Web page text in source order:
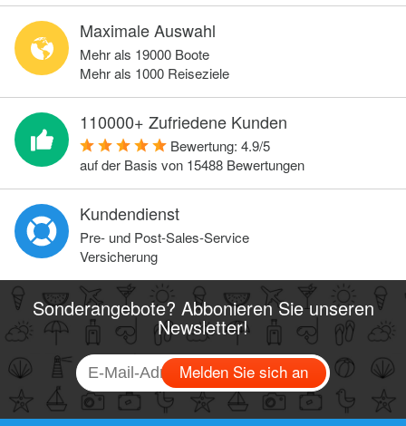
Maximale Auswahl
Mehr als 19000 Boote
Mehr als 1000 Reiseziele
110000+ Zufriedene Kunden
Bewertung: 4.9/5
auf der Basis von 15488 Bewertungen
Kundendienst
Pre- und Post-Sales-Service
Versicherung
Sonderangebote? Abbonieren Sie unseren
Newsletter!
Melden Sie sich an